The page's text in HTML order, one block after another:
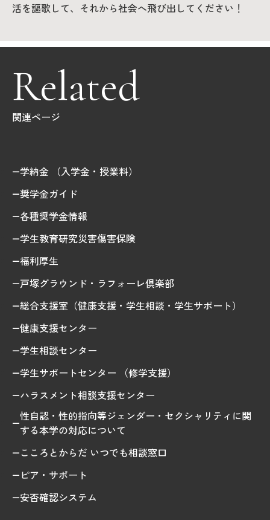
活を謳歌して、それから社会へ飛び出してください！
Related
関連ページ
学納金 （入学金・授業料）
奨学金ガイド
各種奨学金情報
学生教育研究災害傷害保険
福利厚生
戸塚グラウンド・ラフォーレ倶楽部
総合支援室（健康支援・学生相談・学生サポート）
健康支援センター
学生相談センター
学生サポートセンター （修学支援）
ハラスメント相談支援センター
性自認・性的指向等ジェンダー・セクシャリティに関
する本学の対応について
こころとからだ いつでも相談窓口
ピア・サポート
安否確認システム